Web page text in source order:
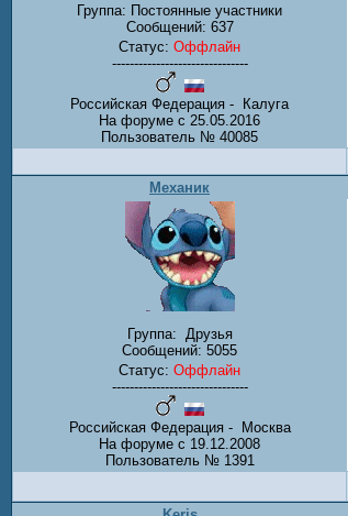
Группа: Постоянные участники
Сообщений: 637
Статус: Оффлайн
-------------------------------
Российская Федерация - Калуга
На форуме с 25.05.2016
Пользователь № 40085
Механик
Группа: Друзья
Сообщений: 5055
Статус: Оффлайн
-------------------------------
Российская Федерация - Москва
На форуме с 19.12.2008
Пользователь № 1391